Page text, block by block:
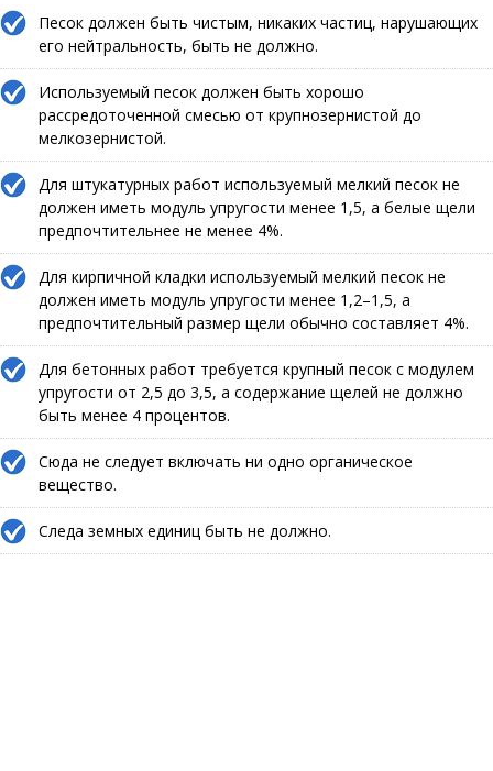
Песок должен быть чистым, никаких частиц, нарушающих
его нейтральность, быть не должно.
Используемый песок должен быть хорошо
рассредоточенной смесью от крупнозернистой до
мелкозернистой.
Для штукатурных работ используемый мелкий песок не
должен иметь модуль упругости менее 1,5, а белые щели
предпочтительнее не менее 4%.
Для кирпичной кладки используемый мелкий песок не
должен иметь модуль упругости менее 1,2–1,5, а
предпочтительный размер щели обычно составляет 4%.
Для бетонных работ требуется крупный песок с модулем
упругости от 2,5 до 3,5, а содержание щелей не должно
быть менее 4 процентов.
Сюда не следует включать ни одно органическое
вещество.
Следа земных единиц быть не должно.